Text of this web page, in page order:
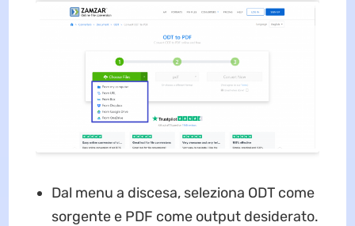
Dal menu a discesa, seleziona ODT come
sorgente e PDF come output desiderato.